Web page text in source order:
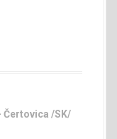
Čertovica /SK/